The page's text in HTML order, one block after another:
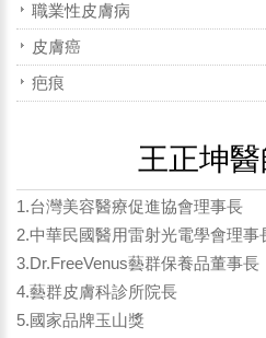
職業性皮膚病
皮膚癌
疤痕
王正坤
1.台灣美容醫療促進協會理事長
2.中華民國醫用雷射光電學會理事
3.Dr.FreeVenus藝群保養品董事長
4.藝群皮膚科診所院長
5.國家品牌玉山獎